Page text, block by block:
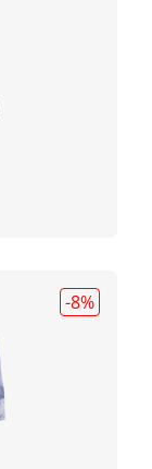
-8%